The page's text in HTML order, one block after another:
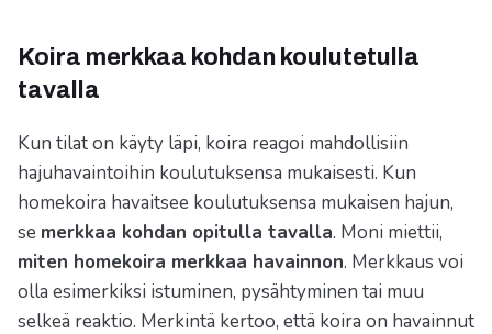
Koira merkkaa kohdan koulutetulla
tavalla
Kun tilat on käyty läpi, koira reagoi mahdollisiin
hajuhavaintoihin koulutuksensa mukaisesti. Kun
homekoira havaitsee koulutuksensa mukaisen hajun,
se merkkaa kohdan opitulla tavalla. Moni miettii,
miten homekoira merkkaa havainnon. Merkkaus voi
olla esimerkiksi istuminen, pysähtyminen tai muu
selkeä reaktio. Merkintä kertoo, että koira on havainnut